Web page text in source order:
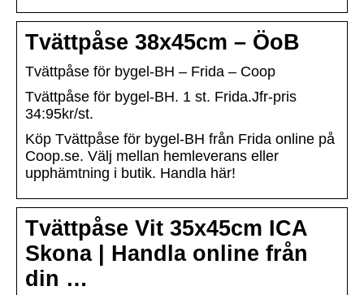
Tvättpåse 38x45cm – ÖoB
Tvättpåse för bygel-BH – Frida – Coop
Tvättpåse för bygel-BH. 1 st. Frida.Jfr-pris
34:95kr/st.
Köp Tvättpåse för bygel-BH från Frida online på
Coop.se. Välj mellan hemleverans eller
upphämtning i butik. Handla här!
Tvättpåse Vit 35x45cm ICA
Skona | Handla online från
din …